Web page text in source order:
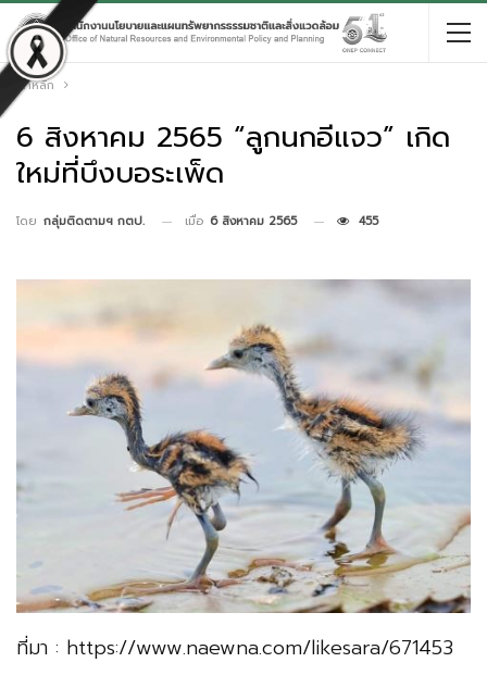
หน้าหลัก
6 สิงหาคม 2565 “ลูกนกอีแจว” เกิด
ใหม่ที่บึงบอระเพ็ด
โดย กลุ่มติดตามฯ กตป. เมื่อ 6 สิงหาคม 2565 455
ที่มา : https://www.naewna.com/likesara/671453